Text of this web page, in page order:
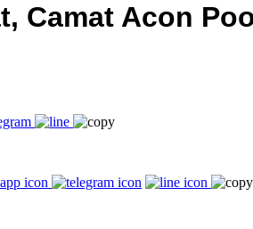
Camat Acon